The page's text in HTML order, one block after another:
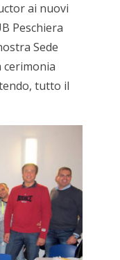
ai nuovi
Peschiera
Sede
cerimonia
tutto il